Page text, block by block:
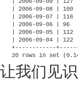
| 2006-09-08 |
| 2006-09-07 |
| 2006-09-06 | 96
| 2006-09-05 |
| 2006-09-04 |
+------------
20 rows in set
让我们见